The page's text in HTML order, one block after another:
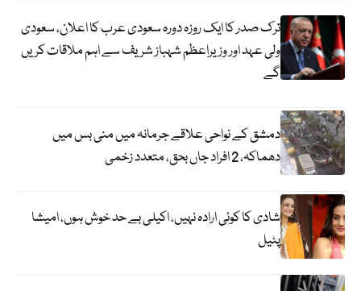
ترک صدر کا ایک روزہ دورہ سعودی عرب کا اعلان، سعودی
ولی عہد اور وزیراعظم شہباز شریف سے اہم ملاقات کریں
گے
دمشق کے نواحی علاقے جرمانہ میں منی بس میں
دھماکہ، 2 افراد جاں بحق، متعدد زخمی
شادی کا کوئی ارادہ نہیں، اکیلی بے حد خوش ہوں، امیشا
پٹیل